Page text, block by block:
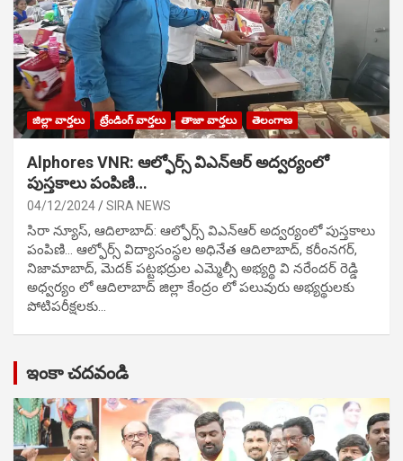
జిల్లా వార్తలు ట్రేండింగ్ వార్తలు తాజా వార్తలు తెలంగాణ
Alphores VNR: ఆల్ఫోర్స్ విఎన్ఆర్ అద్వర్యంలో
పుస్తకాలు పంపిణి…
04/12/2024 SIRA NEWS
సిరా న్యూస్, ఆదిలాబాద్: ఆల్ఫోర్స్ విఎన్ఆర్ అద్వర్యంలో పుస్తకాలు
పంపిణి… ఆల్ఫోర్స్ విద్యాసంస్థల అధినేత ఆదిలాబాద్, కరీంనగర్,
నిజామాబాద్, మెదక్ పట్టభద్రుల ఎమ్మెల్సీ అభ్యర్థి వి నరేందర్ రెడ్డి
అధ్వర్యం లో ఆదిలాబాద్ జిల్లా కేంద్రం లో పలువురు అభ్యర్థులకు
పోటిప‌రీక్ష‌ల‌కు…
ఇంకా చదవండి